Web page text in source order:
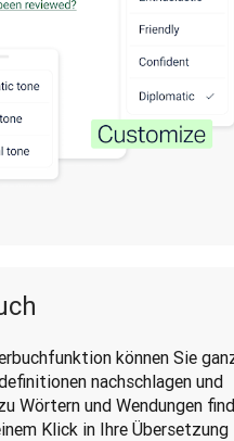
können Sie
nachschlagen und
Wörtern und Wendungen
Klick in Ihre Übersetzung